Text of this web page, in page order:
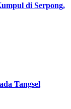
di Serpong,
Tangsel